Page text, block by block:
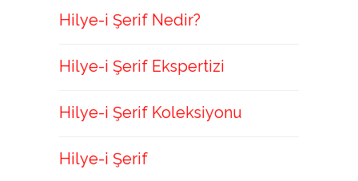
Hilye-i Şerif Nedir?
Hilye-i Şerif Ekspertizi
Hilye-i Şerif Koleksiyonu
Hilye-i Şerif